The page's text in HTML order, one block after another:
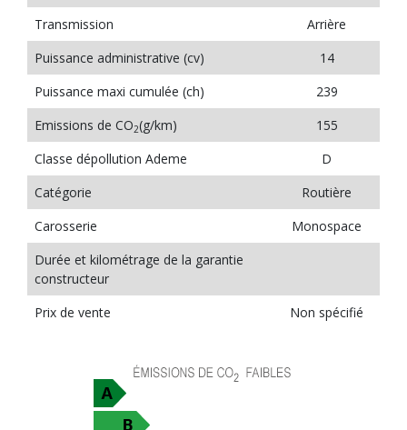
Transmission
Arrière
Puissance administrative (cv)
14
Puissance maxi cumulée (ch)
239
Emissions de CO2(g/km)
155
Classe dépollution Ademe
D
Catégorie
Routière
Carosserie
Monospace
Durée et kilométrage de la garantie
constructeur
Prix de vente
Non spécifié